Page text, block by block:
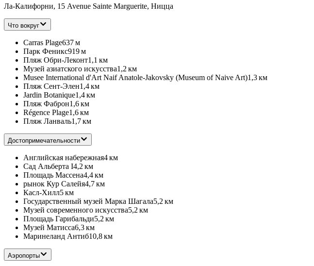
Ла-Калифорни, 15 Avenue Sainte Marguerite, Ницца
Что вокруг
Carras Plage637 м
Парк Феникс919 м
Пляж Обри-Леконт1,1 км
Музей азиатского искусства1,2 км
Musee International d'Art Naif Anatole-Jakovsky (Museum of Naive Art)1,3 км
Пляж Сент-Элен1,4 км
Jardin Botanique1,4 км
Пляж Фаброн1,6 км
Régence Plage1,6 км
Пляж Ланваль1,7 км
Достопримечательности
Английская набережная4 км
Сад Альберта I4,2 км
Площадь Массена4,4 км
рынок Кур Салейя4,7 км
Касл-Хилл5 км
Государственный музей Марка Шагала5,2 км
Музей современного искусства5,2 км
Площадь Гарибальди5,2 км
Музей Матисса6,3 км
Маринеланд Антиб10,8 км
Аэропорты